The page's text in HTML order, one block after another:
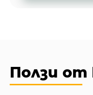
Ползи от